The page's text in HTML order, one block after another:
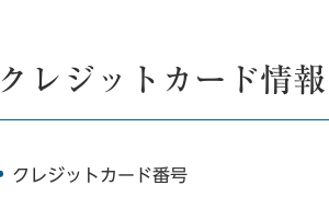
クレジットカード情
クレジットカード番号